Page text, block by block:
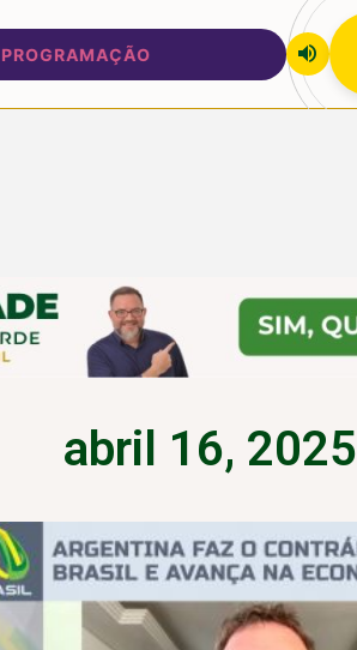
volume_up
abril 16, 2025